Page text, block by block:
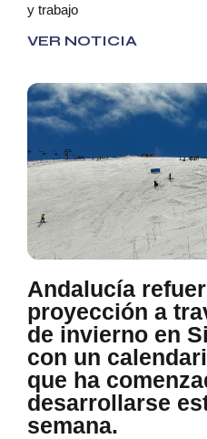
y trabajo
VER NOTICIA
Andalucía
proyección a
de invierno en
con un
que ha
desarrollarse
semana.